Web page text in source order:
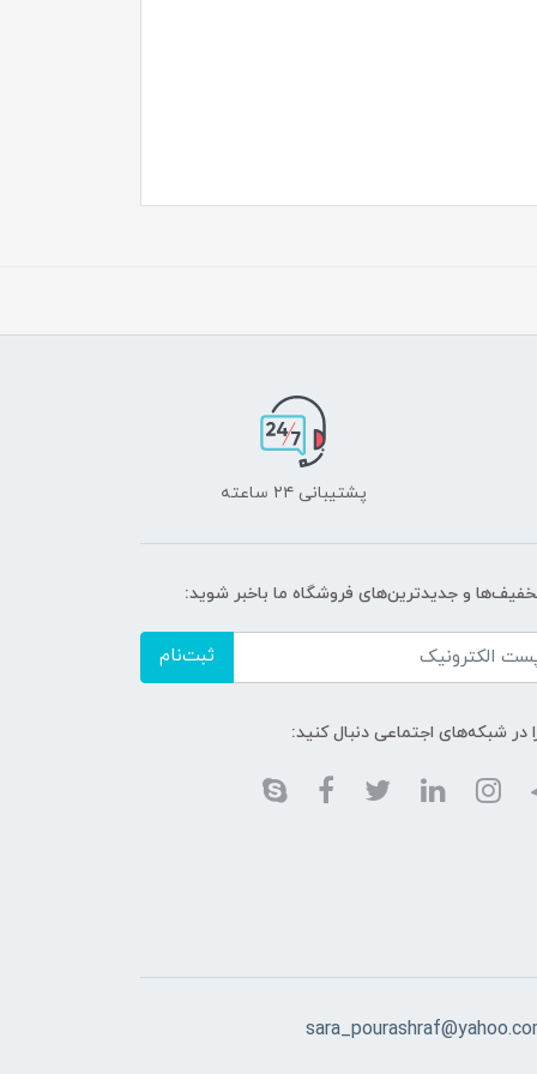
پشتیبانی ۲۴ ساعته
و جدیدترین‌های فروشگاه ما باخبر شوید:
ثبت‌نام
در شبکه‌های اجتماعی دنبال کنید: